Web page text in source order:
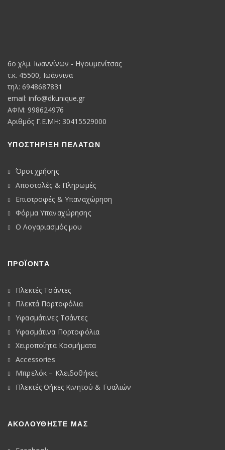
6o χλμ. Ιωαννίνων - Ηγουμενίτσας
τ.κ. 45500, Ιωάννινα
τηλ: 6948687831
email: info@dkunique.gr
ΑΦΜ: 998624976
Αριθμός Γ.Ε.ΜΗ: 30415529000
ΥΠΟΣΤΗΡΙΞΗ ΠΕΛΑΤΩΝ
Όροι χρήσης
Αποστολές & Πληρωμές
Επιστροφές & Υπαναχώρηση
Φόρμα Υπαναχώρησης
Ο Λογαριασμός μου
ΠΡΟΪΟΝΤΑ
Πλεκτές Τσάντες
Πλεκτά Πορτοφόλια
Υφασμάτινες Τσάντες
Υφασμάτινα Πορτοφόλια
Χειροποίητα Κοσμήματα
Accessories
Μπρελόκ – Κλειδοθήκες
Πλεκτές Θήκες Κινητού & Γυαλιών
ΑΚΟΛΟΥΘΉΣΤΕ ΜΑΣ